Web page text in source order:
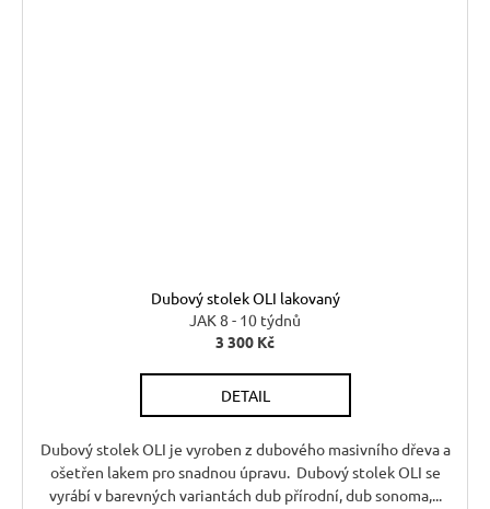
Dubový stolek OLI lakovaný
JAK 8 - 10 týdnů
3 300 Kč
DETAIL
Dubový stolek OLI je vyroben z dubového masivního dřeva a
ošetřen lakem pro snadnou úpravu. Dubový stolek OLI se
vyrábí v barevných variantách dub přírodní, dub sonoma,...